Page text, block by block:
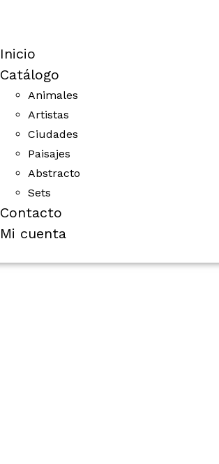
Inicio
Catálogo
Animales
Artistas
Ciudades
Paisajes
Abstracto
Sets
Contacto
Mi cuenta